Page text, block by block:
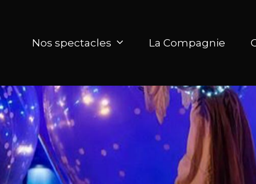
Nos spectacles La Compagnie